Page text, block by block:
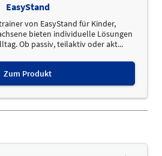
EasyStand
von EasyStand für Kinder,
bieten individuelle Lösungen
Ob passiv, teilaktiv oder akt...
Zum Produkt